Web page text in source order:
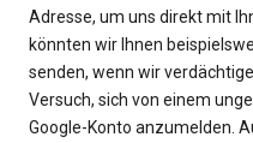
Adresse, um uns direkt mit
könnten wir Ihnen
senden, wenn wir
Versuch, sich von einem
Google-Konto anzumelden.